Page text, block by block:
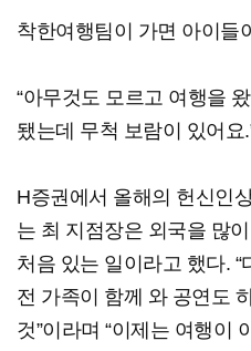
착한여행팀이 가면 아이들
“아무것도 모르고 여행을
됐는데 무척 보람이 있어요
H증권에서 올해의 헌신인
는 최 지점장은 외국을 많
처음 있는 일이라고 했다.
전 가족이 함께 와 공연도
것”이라며 “이제는 여행이